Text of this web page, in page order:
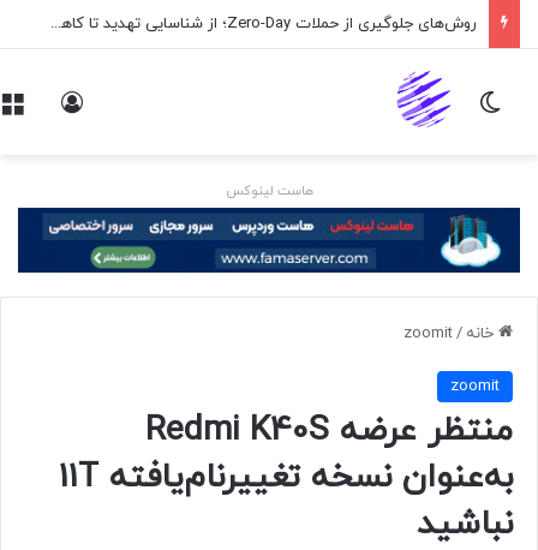
روش‌های جلوگیری از حملات Zero-Day؛ از شناسایی تهدید تا کاهش ریسک
تغییر پوسته
هاست لینوکس
خانه /
zoomit
zoomit
منتظر عرضه Redmi K40S
به‌عنوان نسخه تغییرنام‌یافته 11T
نباشید